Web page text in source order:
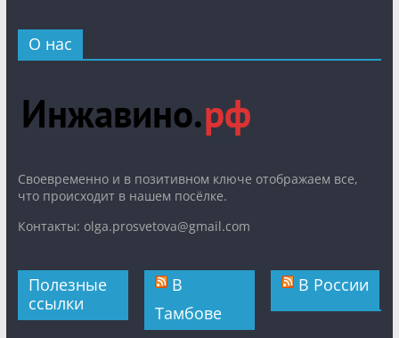
О нас
Cвоевременно и в позитивном ключе отображаем все,
что происходит в нашем посёлке.
Контакты: olga.prosvetova@gmail.com
Полезные
ссылки
В
Тамбове
В России